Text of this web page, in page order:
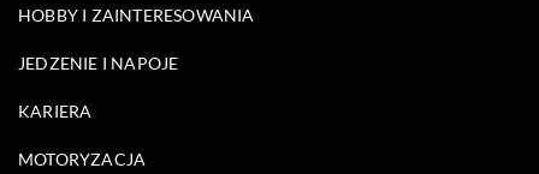
HOBBY I ZAINTERESOWANIA
JEDZENIE I NAPOJE
KARIERA
MOTORYZACJA